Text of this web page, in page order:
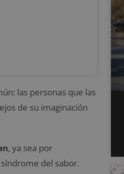
las personas que las
de su imaginación
, ya sea por
del sabor.